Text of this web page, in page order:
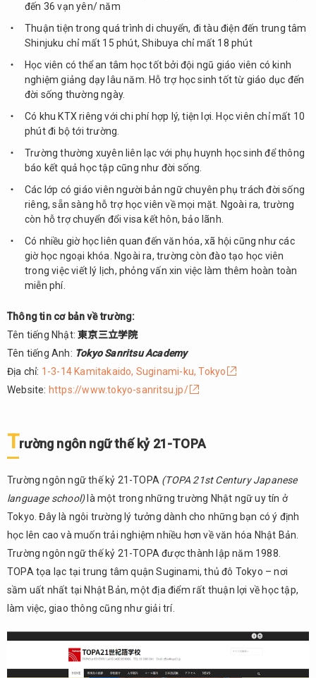
đến 36 vạn yên/ năm
Thuận tiện trong quá trình di chuyển, đi tàu điện đến trung tâm
Shinjuku chỉ mất 15 phút, Shibuya chỉ mất 18 phút
Học viên có thể an tâm học tốt bởi đội ngũ giáo viên có kinh
nghiệm giảng dạy lâu năm. Hỗ trợ học sinh tốt từ giáo dục đến
đời sống thường ngày.
Có khu KTX riêng với chi phí hợp lý, tiện lợi. Học viên chỉ mất 10
phút đi bộ tới trường.
Trường thường xuyên liên lạc với phụ huynh học sinh để thông
báo kết quả học tập cũng như đời sống.
Các lớp có giáo viên người bản ngữ chuyên phụ trách đời sống
riêng, sẵn sàng hỗ trợ học viên về mọi mặt. Ngoài ra, trường
còn hỗ trợ chuyển đổi visa kết hôn, bảo lãnh.
Có nhiều giờ học liên quan đến văn hóa, xã hội cũng như các
giờ học ngoại khóa. Ngoài ra, trường còn đào tạo học viên
trong việc viết lý lịch, phỏng vấn xin việc làm thêm hoàn toàn
miễn phí.
Thông tin cơ bản về trường:
Tên tiếng Nhật:東京三立学院
Tên tiếng Anh: Tokyo Sanritsu Academy
Địa chỉ: 1-3-14 Kamitakaido, Suginami-ku, Tokyo
Website: https://www.tokyo-sanritsu.jp/
Trường ngôn ngữ thế kỷ 21-TOPA
Trường ngôn ngữ thế kỷ 21-TOPA (TOPA 21st Century Japanese
language school)là một trong những trường Nhật ngữ uy tín ở
Tokyo. Đây là ngôi trường lý tưởng dành cho những bạn có ý định
học lên cao và muốn trải nghiệm nhiều hơn về văn hóa Nhật Bản.
Trường ngôn ngữ thế kỷ 21-TOPA được thành lập năm 1988.
TOPA tọa lạc tại trung tâm quận Suginami, thủ đô Tokyo – nơi
sầm uất nhất tại Nhật Bản, một địa điểm rất thuận lợi về học tập,
làm việc, giao thông cũng như giải trí.